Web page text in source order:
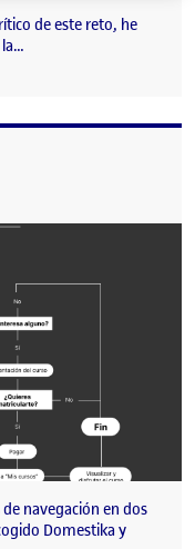
de este reto, he
la…
4
navegación en dos
Domestika y